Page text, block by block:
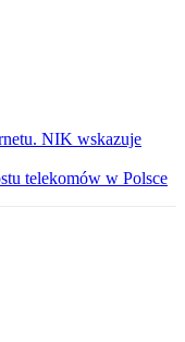
NIK wskazuje
telekomów w Polsce